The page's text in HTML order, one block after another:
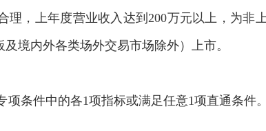
理，上年度营业收入达到200万元以上，为非
境内外各类场外交易市场除外）上市。
条件中的各1项指标或满足任意1项直通条件